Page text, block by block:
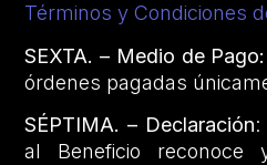
Términos y Condiciones
SEXTA. – Medio de
órdenes pagadas
SÉPTIMA. – Declaración:
al Beneficio reconoce